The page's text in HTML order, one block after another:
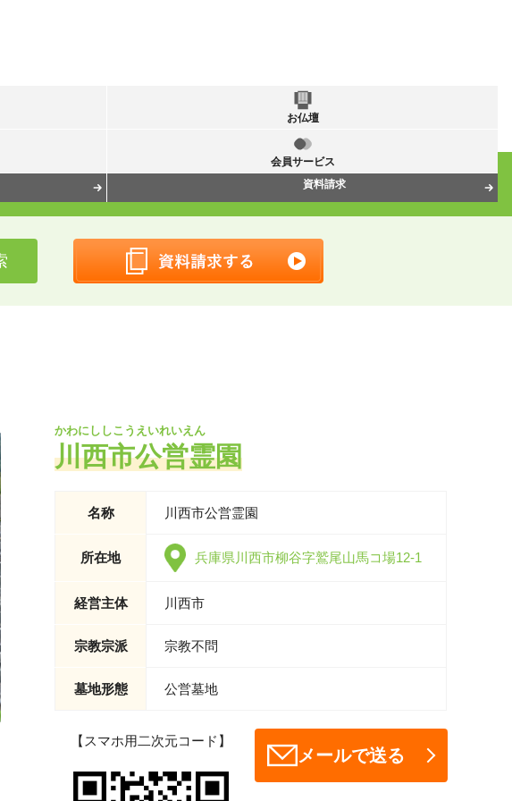
お仏壇
会員サービス
資料請求
かわにししこうえいれいえん
川西市公営霊園
名称 川西市公営霊園
所在地 兵庫県川西市柳谷字鷲尾山馬コ場12-1
経営主体 川西市
宗教宗派 宗教不問
墓地形態 公営墓地
【スマホ用二次元コード】
メールで送る